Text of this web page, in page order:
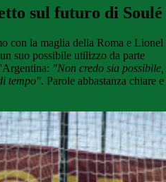
sul futuro di Soulé
con la maglia della Roma e Lionel
suo possibile utilizzo da parte
"Non credo sia possibile
tempo". Parole abbastanza chiare e